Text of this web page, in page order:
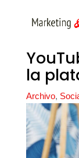
la
Archivo,